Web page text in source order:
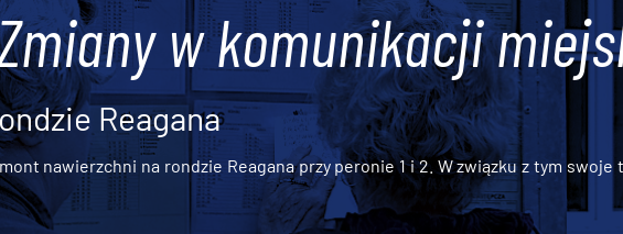
w komunikacji
Reagana
nawierzchni na rondzie Reagana przy peronie 1 i 2. W związku z tym swoje